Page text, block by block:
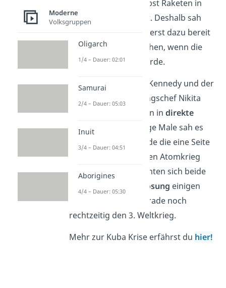
USA hatte jedoch selbst Raketen in
derTürkei
stationiert. Deshalb sah
sich die Sowjetunion erst dazu bereit
ihre Raketen abzuziehen, wenn die
USA das auch tun würde.
US-Präsident John F. Kennedy und der
sowjetische Regierungschef Nikita
Chruschtschow traten in direkte
Verhandlungen
. Einige Male sah es
kurz so aus, aus würde die eine Seite
gleich der anderen den Atomkrieg
erklären. Jedoch konnten sich beide
auf eine
friedliche Lösung einigen
und verhinderten gerade noch
rechtzeitig den 3. Weltkrieg.
Mehr zur Kuba Krise erfährst du hier!
Moderne
Volksgruppen
Oligarch
1/4 – Dauer: 02:01
Samurai
2/4 – Dauer: 05:03
Inuit
3/4 – Dauer: 04:51
Aborigines
4/4 – Dauer: 05:30